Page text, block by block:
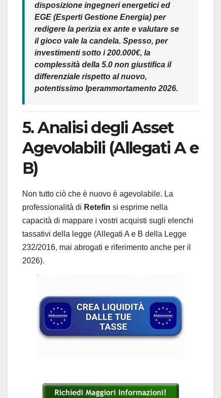
disposizione ingegneri energetici ed
EGE (Esperti Gestione Energia) per
redigere la perizia ex ante e valutare se
il gioco vale la candela. Spesso, per
investimenti sotto i 200.000€, la
complessità della 5.0 non giustifica il
differenziale rispetto al nuovo,
potentissimo Iperammortamento 2026.
5. Analisi degli Asset
Agevolabili (Allegati A e
B)
Non tutto ciò che è nuovo è agevolabile. La
professionalità di Retefin si esprime nella
capacità di mappare i vostri acquisti sugli elenchi
tassativi della legge (Allegati A e B della Legge
232/2016, mai abrogati e riferimento anche per il
2026).